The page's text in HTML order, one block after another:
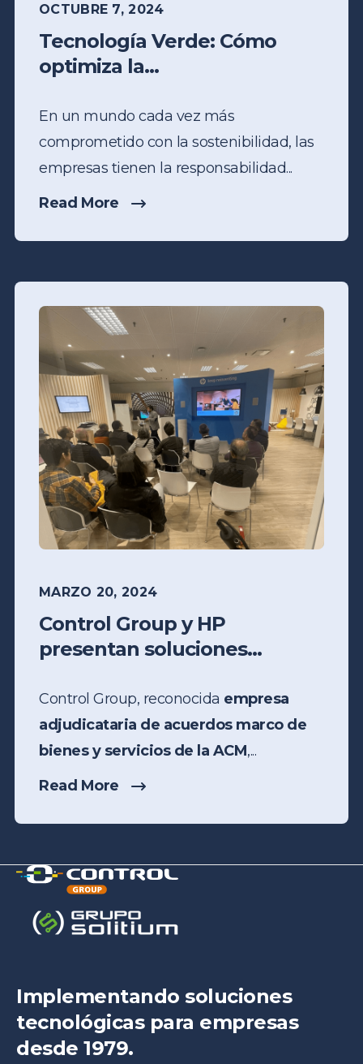
OCTUBRE 7, 2024
Tecnología Verde: Cómo
optimiza la...
En un mundo cada vez más
comprometido con la sostenibilidad, las
empresas tienen la responsabilidad...
Read More
MARZO 20, 2024
Control Group y HP
presentan soluciones...
Control Group, reconocida empresa
adjudicataria de acuerdos marco de
bienes y servicios de la ACM,...
Read More
Implementando soluciones
tecnológicas para empresas
desde 1979.